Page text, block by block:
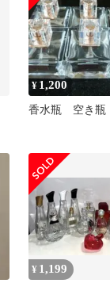
¥ 1,200
香水瓶 空き瓶
¥ 1,199